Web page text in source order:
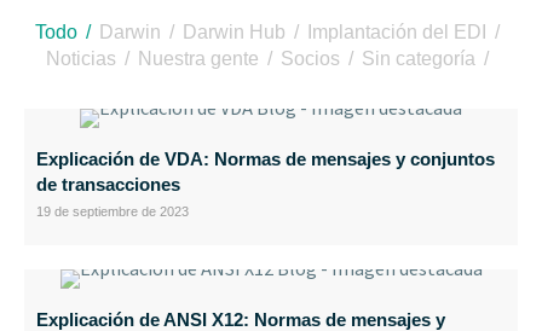
Todo Darwin Darwin Hub
Implantación del EDI
Noticias
Nuestra gente Socios Sin categoría
Explicación de VDA: Normas de mensajes y conjuntos
de transacciones
19 de septiembre de 2023
Explicación de ANSI X12: Normas de mensajes y